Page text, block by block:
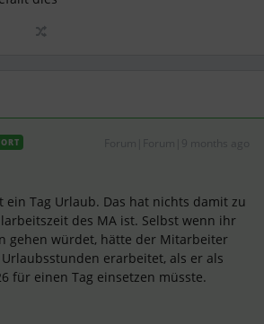
ein Tag Urlaub. Das hat nichts damit zu
des MA ist. Selbst wenn ihr
gehen würdet, hätte der Mitarbeiter
erarbeitet, als er als
für einen Tag einsetzen müsste.